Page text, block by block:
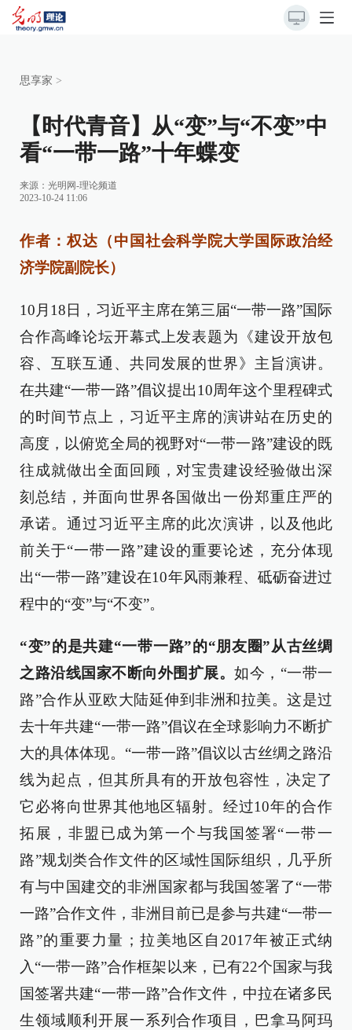
思享家 >
【时代青音】从“变”与“不变”中
看“一带一路”十年蝶变
来源： 光明网-理论频道
2023-10-24 11:06
作者：权达（中国社会科学院大学国际政治经
济学院副院长）
10月18日，习近平主席在第三届“一带一路”国际
合作高峰论坛开幕式上发表题为《建设开放包
容、互联互通、共同发展的世界》主旨演讲。
在共建“一带一路”倡议提出10周年这个里程碑式
的时间节点上，习近平主席的演讲站在历史的
高度，以俯览全局的视野对“一带一路”建设的既
往成就做出全面回顾，对宝贵建设经验做出深
刻总结，并面向世界各国做出一份郑重庄严的
承诺。通过习近平主席的此次演讲，以及他此
前关于“一带一路”建设的重要论述，充分体现
出“一带一路”建设在10年风雨兼程、砥砺奋进过
程中的“变”与“不变”。
“变”的是共建“一带一路”的“朋友圈”从古丝绸
之路沿线国家不断向外围扩展。 如今，“一带一
路”合作从亚欧大陆延伸到非洲和拉美。这是过
去十年共建“一带一路”倡议在全球影响力不断扩
大的具体体现。“一带一路”倡议以古丝绸之路沿
线为起点，但其所具有的开放包容性，决定了
它必将向世界其他地区辐射。经过10年的合作
拓展，非盟已成为第一个与我国签署“一带一
路”规划类合作文件的区域性国际组织，几乎所
有与中国建交的非洲国家都与我国签署了“一带
一路”合作文件，非洲目前已是参与共建“一带一
路”的重要力量；拉美地区自2017年被正式纳
入“一带一路”合作框架以来，已有22个国家与我
国签署共建“一带一路”合作文件，中拉在诸多民
生领域顺利开展一系列合作项目，巴拿马阿玛